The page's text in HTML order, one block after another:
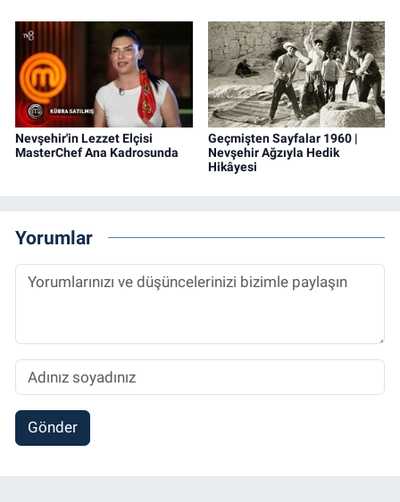
Nevşehir'in Lezzet Elçisi
MasterChef Ana Kadrosunda
Geçmişten Sayfalar 1960 |
Nevşehir Ağzıyla Hedik
Hikâyesi
Yorumlar
Gönder